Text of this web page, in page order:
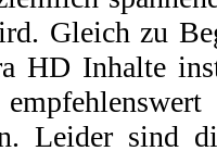
Gleich zu
HD Inhalte
Leider sind